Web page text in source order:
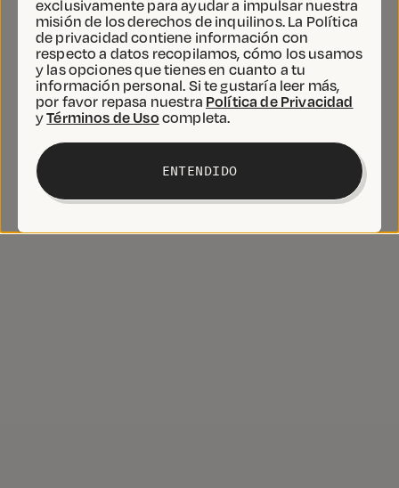
exclusivamente para ayudar a impulsar nuestra
misión de los derechos de inquilinos. La Política
de privacidad contiene información con
respecto a datos recopilamos, cómo los usamos
y las opciones que tienes en cuanto a tu
información personal. Si te gustaría leer más,
por favor repasa nuestra Política de Privacidad
yTérminos de Usocompleta.
ENTENDIDO